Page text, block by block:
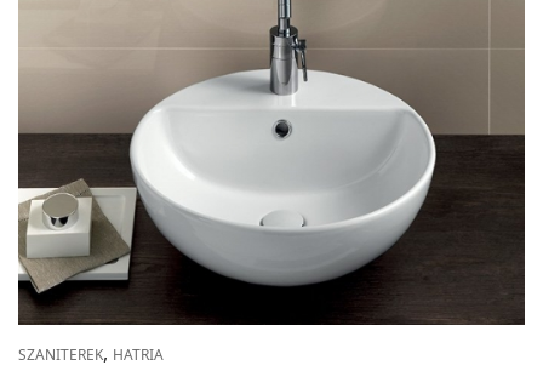
SZANITEREK, HATRIA